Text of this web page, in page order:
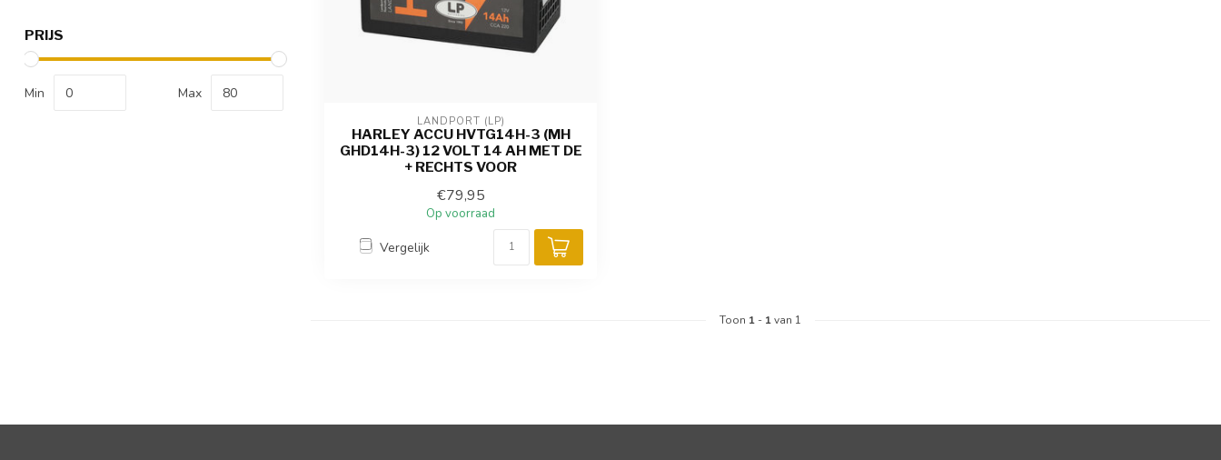
PRIJS
Min Max
LANDPORT (LP)
HARLEY ACCU HVTG14H-3 (MH
GHD14H-3) 12 VOLT 14 AH MET DE
+ RECHTS VOOR
€79,95
Op voorraad
Vergelijk
Toon 1 - 1van 1